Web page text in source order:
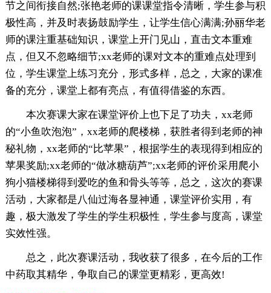
节之间衔接自然;张艳老师的课课堂指令清晰，学生参与积
极性高，并及时表扬鼓励学生，让学生信心满满;孙丽华老
师的课注重基础知识，课堂上开门见山，直击文本重难
点，但又不忽略细节;xx老师的课对文本的重难点处理到
位，学生课堂上练习充分，形式多样，总之，大家的课准
备的充分，课堂上都有亮点，有值得借鉴的东西。
本次赛课大家在课堂评价上也下足了功夫，xx老师
的“小鱼吹泡泡”，xx老师的爬楼梯，获胜者得到老师的神
秘礼物，xx老师的“比苹果”，根据学生的表现得到相应的
苹果奖励;xx老师的“做冰糖葫芦”;xx老师的评价采用爬小
狗小猫楼梯得到爱吃的鱼和骨头等等，总之，这次的赛课
活动，大家都是八仙过海各显神通，课堂评价实用，有
趣，极大激发了学生的学生积极性，学生参与度高，课堂
实效性强。
总之，此次赛课活动，我收获了很多，在今后的工作
中药取其精华，争取自己的课堂更精彩，更高效!